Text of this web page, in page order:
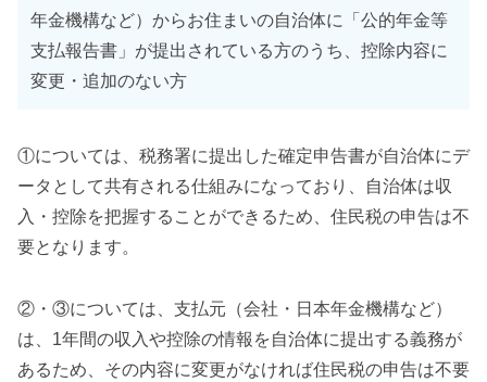
年金機構など）からお住まいの自治体に「公的年金等
支払報告書」が提出されている方のうち、控除内容に
変更・追加のない方
①については、税務署に提出した確定申告書が自治体にデ
ータとして共有される仕組みになっており、自治体は収
入・控除を把握することができるため、住民税の申告は不
要となります。
②・③については、支払元（会社・日本年金機構など）
は、1年間の収入や控除の情報を自治体に提出する義務が
あるため、その内容に変更がなければ住民税の申告は不要